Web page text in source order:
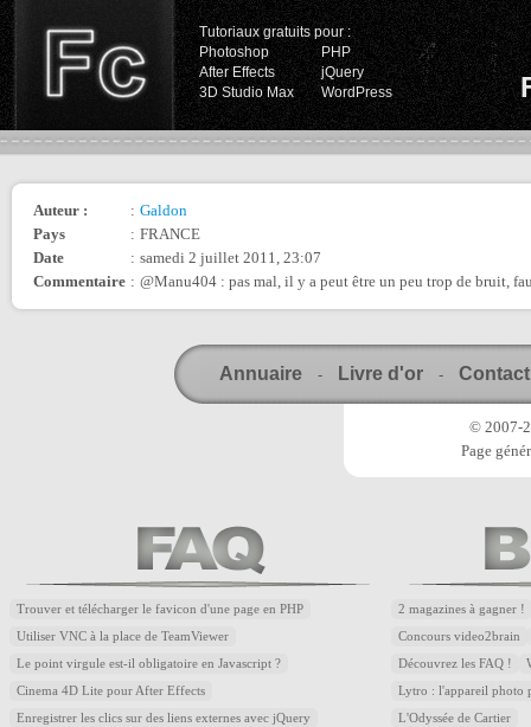
Tutoriaux gratuits pour :
Photoshop
PHP
After Effects
jQuery
3D Studio Max
WordPress
Auteur : : Galdon
Pays
: FRANCE
Date
: samedi 2 juillet 2011, 23:07
Commentaire : @Manu404 : pas mal, il y a peut être un peu trop de bruit,
Annuaire - Livre d'or - Contact
© 2007-
Page
Trouver et télécharger le favicon d'une page en PHP
Utiliser VNC à la place de TeamViewer
Le point virgule est-il obligatoire en Javascript ?
Cinema 4D Lite pour After Effects
Enregistrer les clics sur des liens externes avec jQuery
2 magazines à gagner !
Concours video2brain
Découvrez les FAQ !
Lytro : l'appareil photo
L'Odyssée de Cartier